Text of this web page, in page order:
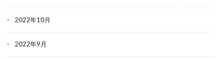
2022年10月
2022年9月